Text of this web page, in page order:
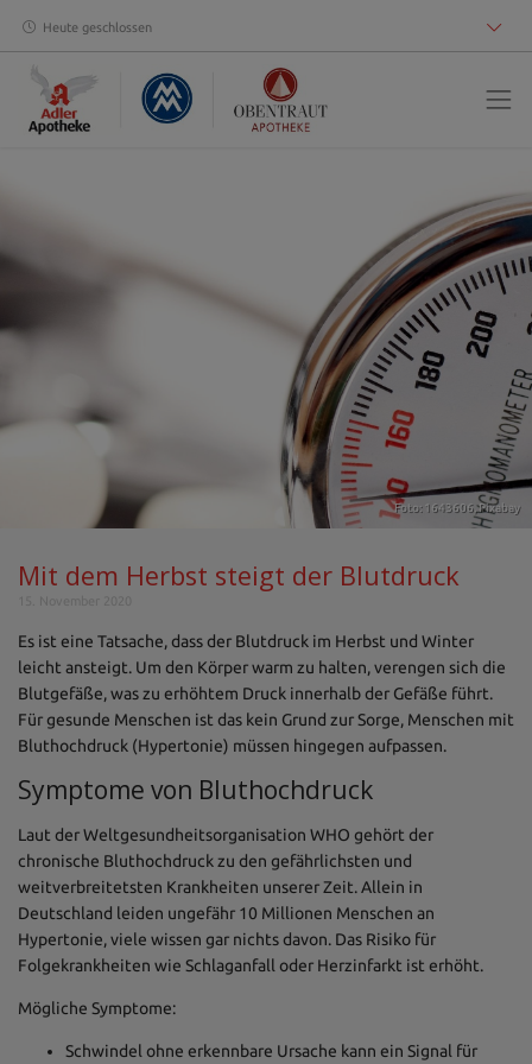
Heute geschlossen
Foto: 1643606,Pixabay
Mit dem Herbst steigt der Blutdruck
Es ist eine Tatsache, dass der Blutdruck im Herbst und Winter
leicht ansteigt. Um den Körper warm zu halten, verengen sich die
Blutgefäße, was zu erhöhtem Druck innerhalb der Gefäße führt.
Für gesunde Menschen ist das kein Grund zur Sorge, Menschen mit
Bluthochdruck (Hypertonie) müssen hingegen aufpassen.
Symptome von Bluthochdruck
Laut der Weltgesundheitsorganisation WHO gehört der
chronische Bluthochdruck zu den gefährlichsten und
weitverbreitetsten Krankheiten unserer Zeit. Allein in
Deutschland leiden ungefähr 10 Millionen Menschen an
Hypertonie, viele wissen gar nichts davon. Das Risiko für
Folgekrankheiten wie Schlaganfall oder Herzinfarkt ist erhöht.
Mögliche Symptome:
Schwindel ohne erkennbare Ursache kann ein Signal für